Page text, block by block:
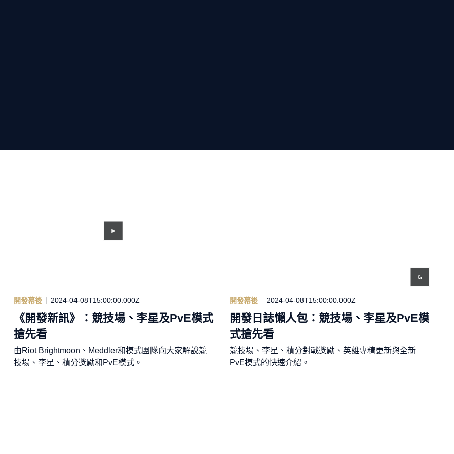
開發幕後 2024-04-08T15:00:00.000Z
《開發新訊》：競技場、李星及PvE模式
搶先看
由Riot Brightmoon、Meddler和模式團隊向大家解說競
技場、李星、積分獎勵和PvE模式。
開發幕後 2024-04-08T15:00:00.000Z
開發日誌懶人包：競技場、李星及PvE模
式搶先看
競技場、李星、積分對戰獎勵、英雄專精更新與全新
PvE模式的快速介紹。